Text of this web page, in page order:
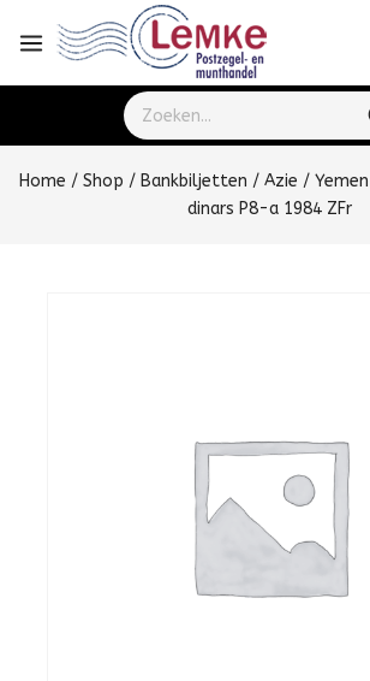
Home / Shop / Bankbiljetten / Azie /
dinars P8-a 1984 ZFr